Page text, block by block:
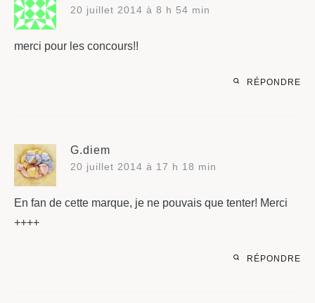
20 juillet 2014 à 8 h 54 min
merci pour les concours!!
RÉPONDRE
G.diem
20 juillet 2014 à 17 h 18 min
En fan de cette marque, je ne pouvais que tenter! Merci
++++
RÉPONDRE